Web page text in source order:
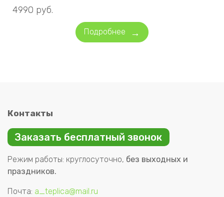
4990 руб.
Подробнее
Контакты
Заказать бесплатный звонок
Режим работы: круглосуточно, без выходных и
праздников.
Почта: a_teplica@mail.ru